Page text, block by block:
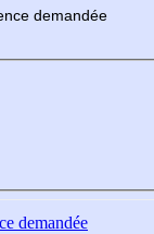
demandée
demandée